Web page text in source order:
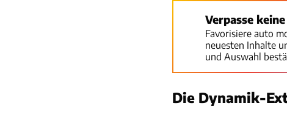
Verpasse
Favorisiere auto
neuesten Inhalte
und Auswahl
Die Dynamik-